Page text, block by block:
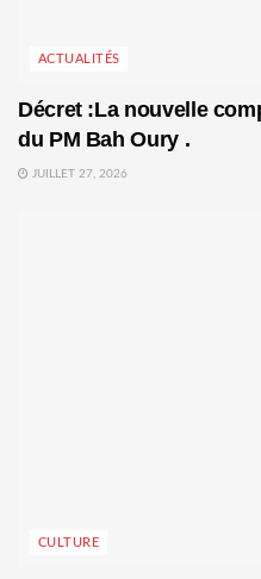
ACTUALITÉS
Décret :La nouvelle
du PM Bah Oury .
JUILLET 27, 2026
CULTURE